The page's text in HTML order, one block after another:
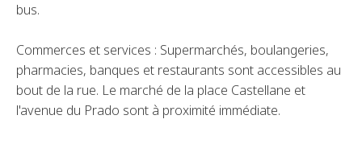
bus.
Commerces et services : Supermarchés, boulangeries,
pharmacies, banques et restaurants sont accessibles au
bout de la rue. Le marché de la place Castellane et
l'avenue du Prado sont à proximité immédiate.